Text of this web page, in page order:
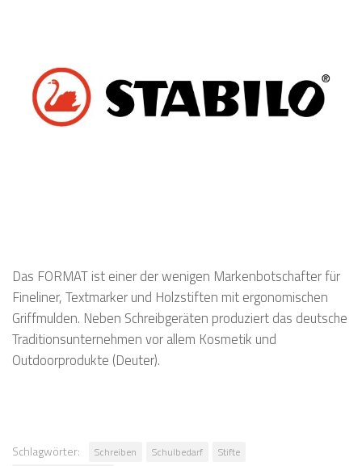
Das FORMAT ist einer der wenigen Markenbotschafter für
Fineliner, Textmarker und Holzstiften mit ergonomischen
Griffmulden. Neben Schreibgeräten produziert das deutsche
Traditionsunternehmen vor allem Kosmetik und
Outdoorprodukte (Deuter).
Schlagwörter: Schreiben Schulbedarf
Stifte